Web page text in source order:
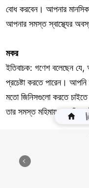
বোধ করবেন। আপনার
আপনার সমস্ত স্বাস্থ্যের
মকর
ইতিবাচক: গণেশ বলেছেন
প্রচেষ্টা করতে পারেন।
মতো জিনিসগুলো করতে
তার সমস্ত মহিমায় প্রকৃতির
তাদের একাডেমিক ফ্রন্টে
আপনার ঘরোয়া ফ্রন্টে কিছু